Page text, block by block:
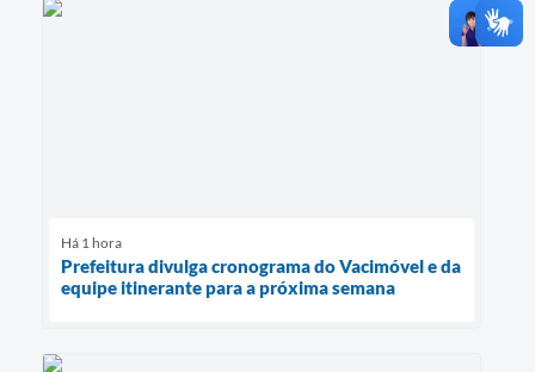
Há 1 hora
Prefeitura divulga cronograma do Vacimóvel e da
equipe itinerante para a próxima semana